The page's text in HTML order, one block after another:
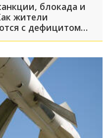
блокада и
жители
с дефицитом